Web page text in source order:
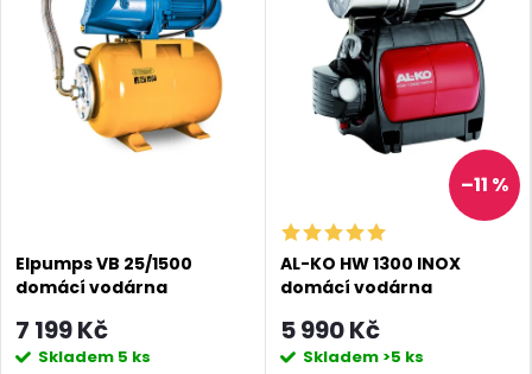
Elpumps VB 25/1500
domácí vodárna
7 199 Kč
Skladem 5 ks
–11 %
AL-KO HW 1300 INOX
domácí vodárna
5 990 Kč
Skladem >5 ks